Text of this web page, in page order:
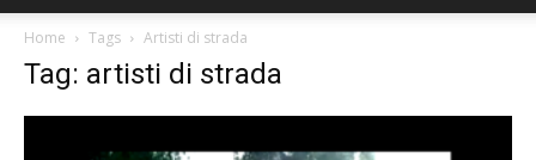
Home Tags Artisti di strada
Tag: artisti di strada